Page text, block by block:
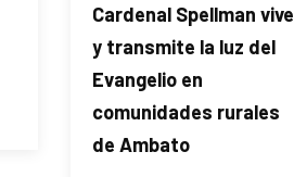
Cardenal Spellman vive
y transmite la luz del
Evangelio en
comunidades rurales
de Ambato